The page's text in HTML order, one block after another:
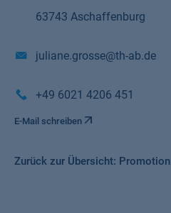
63743 Aschaffenburg
juliane.grosse@th-ab.de
+49 6021 4206 451
E-Mail schreiben
Zurück zur Übersicht: Promotion